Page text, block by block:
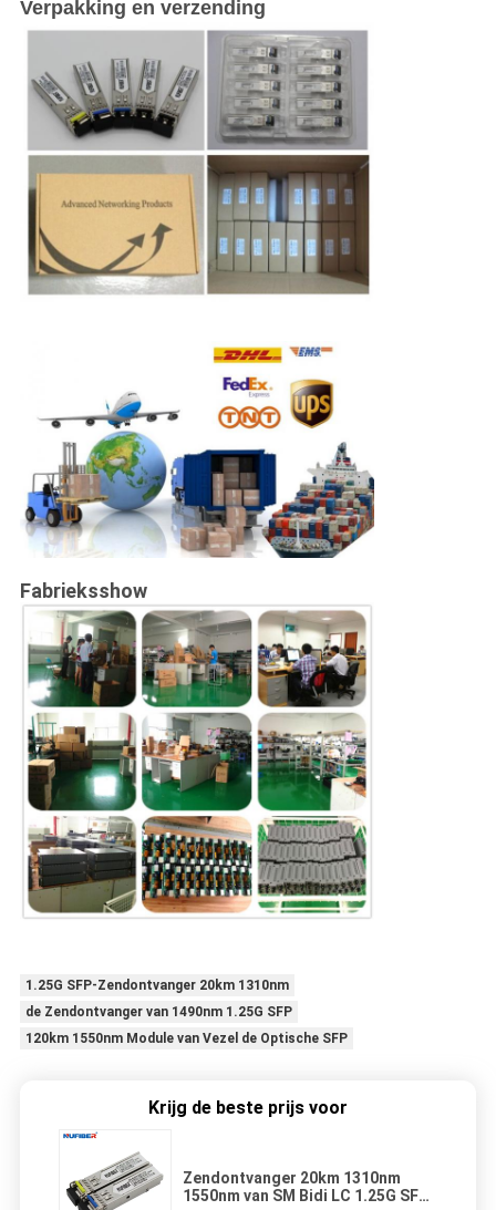
Verpakking en verzending
Fabrieksshow
1.25G SFP-Zendontvanger 20km 1310nm
de Zendontvanger van 1490nm 1.25G SFP
120km 1550nm Module van Vezel de Optische SFP
Krijg de beste prijs voor
Zendontvanger 20km 1310nm
1550nm van SM Bidi LC 1.25G SFP